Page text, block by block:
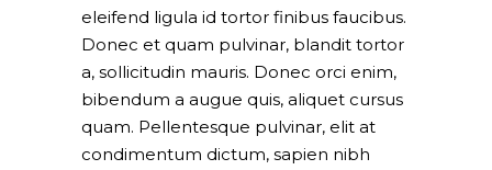
eleifend ligula id tortor finibus faucibus.
Donec et quam pulvinar, blandit tortor
a, sollicitudin mauris. Donec orci enim,
bibendum a augue quis, aliquet cursus
quam. Pellentesque pulvinar, elit at
condimentum dictum, sapien nibh